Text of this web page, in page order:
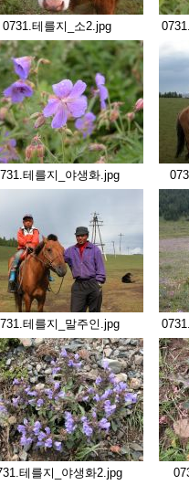
0731.테를지_소2.jpg
테를지_야생화.jpg
테를지_말주인.jpg
테를지_야생화2.jpg